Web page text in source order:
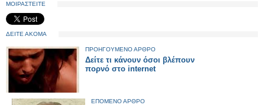
ΜΟΙΡΑΣΤΕΙΤΕ
ΔΕΙΤΕ ΑΚΟΜΑ
ΠΡΟΗΓΟΥΜΕΝΟ ΑΡΘΡΟ
Δείτε τι κάνουν όσοι βλέπουν
πορνό στο internet
ΕΠΟΜΕΝΟ ΑΡΘΡΟ